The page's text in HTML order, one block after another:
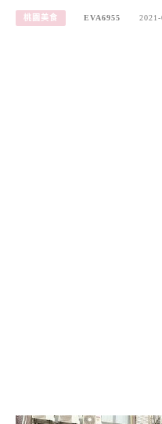
桃園美食 EVA6955